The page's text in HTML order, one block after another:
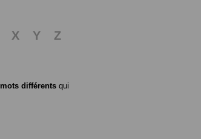
X Y
Z
mots différents qui